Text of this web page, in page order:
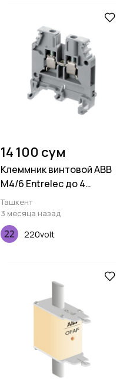
14 100 сум
Клеммник винтовой ABB
M4/6 Entrelec до 4
мм.кв.серый фазный
Ташкент
3 месяца назад
220volt